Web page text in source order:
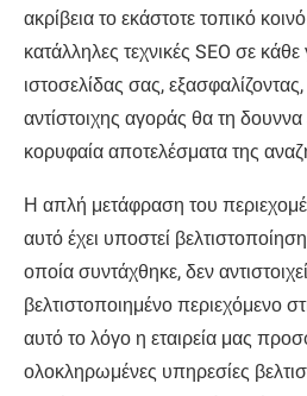
ακρίβεια το εκάστοτε τοπικό
κατάλληλες τεχνικές SEO σε
ιστοσελίδας σας, εξασφαλίζοντας,
αντίστοιχης αγοράς θα τη δουννα
κορυφαία αποτελέσματα της
Η απλή μετάφραση του
αυτό έχει υποστεί
οποία συντάχθηκε, δεν
βελτιστοποιημένο περιεχόμενο
αυτό το λόγο η εταιρεία μας
ολοκληρωμένες υπηρεσίες